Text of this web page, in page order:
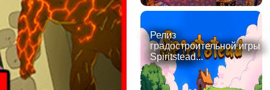
Релиз
градостроительной игры
Spiritstead...